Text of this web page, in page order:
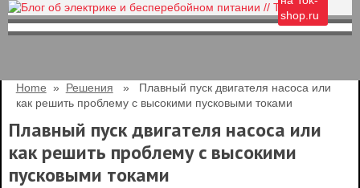
shop.ru
Home » Решения » Плавный пуск двигателя насоса или
как решить проблему c высокими пусковыми токами
Плавный пуск двигателя насоса или
как решить проблему c высокими
пусковыми токами